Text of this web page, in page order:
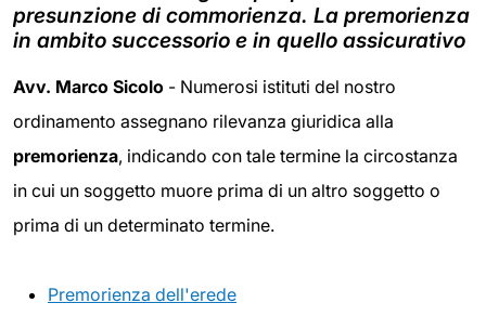
presunzione di commorienza. La premorienza
in ambito successorio e in quello assicurativo
Avv. Marco Sicolo - Numerosi istituti del nostro
ordinamento assegnano rilevanza giuridica alla
premorienza, indicando con tale termine la circostanza
in cui un soggetto muore prima di un altro soggetto o
prima di un determinato termine.
Premorienza dell'erede